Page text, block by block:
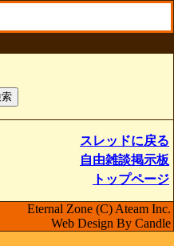
スレッドに戻る
自由雑談掲示板
トップページ
Eternal Zone (C) Ateam Inc.
Web Design By Candle